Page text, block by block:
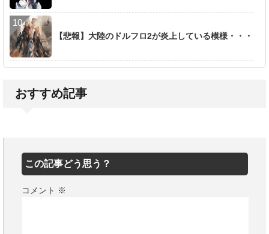
【悲報】大陸のドルフロ2が炎上している模様・・・
おすすめ記事
この記事どう思う？
コメント ※